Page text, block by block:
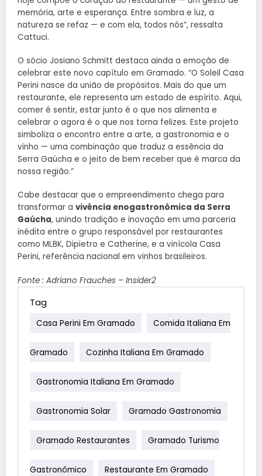
memória, arte e esperança. Entre sombra e luz, a
natureza se refaz — e com ela, todos nós”, ressalta
Cattuci.
O sócio Josiano Schmitt destaca ainda a emoção de
celebrar este novo capítulo em Gramado. “O Soleil Casa
Perini nasce da união de propósitos. Mais do que um
restaurante, ele representa um estado de espírito. Aqui,
comer é sentir, estar junto é o que nos alimenta e
celebrar o agora é o que nos torna felizes. Este projeto
simboliza o encontro entre a arte, a gastronomia e o
vinho — uma combinação que traduz a essência da
Serra Gaúcha e o jeito de bem receber que é marca da
nossa região.”
Cabe destacar que o empreendimento chega para
transformar a vivência enogastronômica da Serra
Gaúcha, unindo tradição e inovação em uma parceria
inédita entre o grupo responsável por restaurantes
como MLBK, Dipietro e Catherine, e a vinícola Casa
Perini, referência nacional em vinhos brasileiros.
Fonte : Adriano Frauches – Insider2
Tag
Casa Perini Em Gramado Comida Italiana Em
Gramado Cozinha Italiana Em Gramado
Gastronomia Italiana Em Gramado
Gastronomia Solar Gramado Gastronomia
Gramado Restaurantes Gramado Turismo
Gastronômico Restaurante Em Gramado